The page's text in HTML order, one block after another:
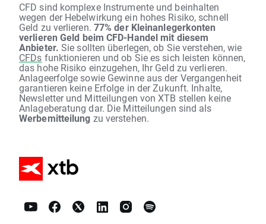
CFD sind komplexe Instrumente und beinhalten
wegen der Hebelwirkung ein hohes Risiko, schnell
Geld zu verlieren. 77% der Kleinanlegerkonten
verlieren Geld beim CFD-Handel mit diesem
Anbieter. Sie sollten überlegen, ob Sie verstehen, wie
CFDs funktionieren und ob Sie es sich leisten können,
das hohe Risiko einzugehen, Ihr Geld zu verlieren.
Anlageerfolge sowie Gewinne aus der Vergangenheit
garantieren keine Erfolge in der Zukunft. Inhalte,
Newsletter und Mitteilungen von XTB stellen keine
Anlageberatung dar. Die Mitteilungen sind als
Werbemitteilung zu verstehen.